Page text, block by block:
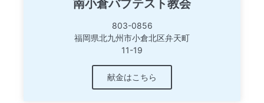
南小倉バプテスト教会
803-0856
福岡県北九州市小倉北区弁天町
11-19
献金はこちら